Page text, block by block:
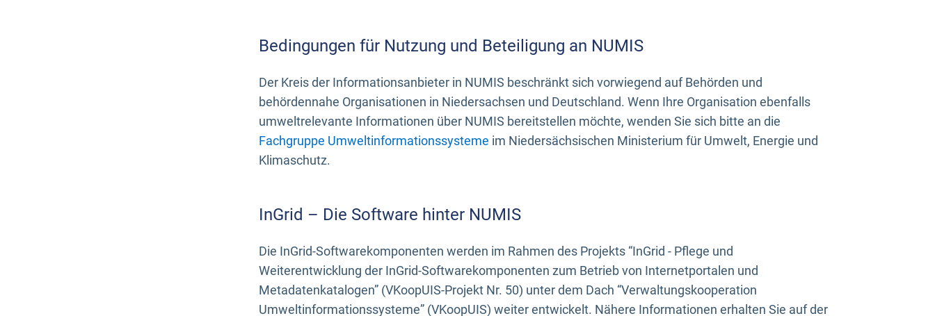
Bedingungen für Nutzung und Beteiligung an NUMIS
Der Kreis der Informationsanbieter in NUMIS beschränkt sich vorwiegend auf Behörden und
behördennahe Organisationen in Niedersachsen und Deutschland. Wenn Ihre Organisation ebenfalls
umweltrelevante Informationen über NUMIS bereitstellen möchte, wenden Sie sich bitte an die
Fachgruppe Umweltinformationssysteme im Niedersächsischen Ministerium für Umwelt, Energie und
Klimaschutz.
InGrid – Die Software hinter NUMIS
Die InGrid-Softwarekomponenten werden im Rahmen des Projekts “InGrid - Pflege und
Weiterentwicklung der InGrid-Softwarekomponenten zum Betrieb von Internetportalen und
Metadatenkatalogen” (VKoopUIS-Projekt Nr. 50) unter dem Dach “Verwaltungskooperation
Umweltinformationssysteme” (VKoopUIS) weiter entwickelt. Nähere Informationen erhalten Sie auf der